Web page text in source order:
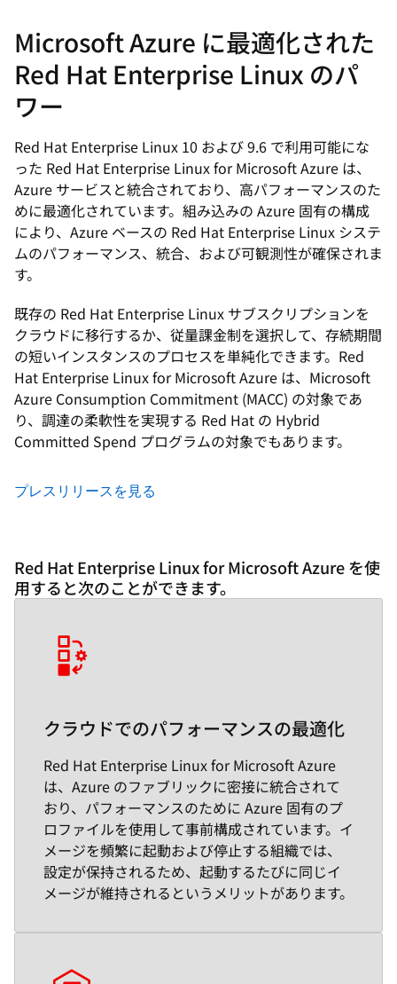
Microsoft Azure に最適化された
Red Hat Enterprise Linux のパ
ワー
Red Hat Enterprise Linux 10 および 9.6 で利用可能にな
った Red Hat Enterprise Linux for Microsoft Azure は、
Azure サービスと統合されており、高パフォーマンスのた
めに最適化されています。組み込みの Azure 固有の構成
により、Azure ベースの Red Hat Enterprise Linux システ
ムのパフォーマンス、統合、および可観測性が確保されま
す。
既存の Red Hat Enterprise Linux サブスクリプションを
クラウドに移行するか、従量課金制を選択して、存続期間
の短いインスタンスのプロセスを単純化できます。Red
Hat Enterprise Linux for Microsoft Azure は、Microsoft
Azure Consumption Commitment (MACC) の対象であ
り、調達の柔軟性を実現する Red Hat の Hybrid
Committed Spend プログラムの対象でもあります。
プレスリリースを見る
Red Hat Enterprise Linux for Microsoft Azure を使
用すると次のことができます。
クラウドでのパフォーマンスの最適化
Red Hat Enterprise Linux for Microsoft Azure
は、Azure のファブリックに密接に統合されて
おり、パフォーマンスのために Azure 固有のプ
ロファイルを使用して事前構成されています。イ
メージを頻繁に起動および停止する組織では、
設定が保持されるため、起動するたびに同じイ
メージが維持されるというメリットがあります。